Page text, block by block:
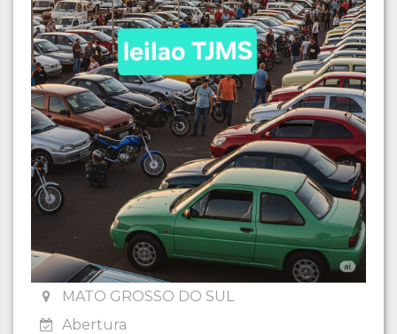
MATO GROSSO DO SUL
Abertura